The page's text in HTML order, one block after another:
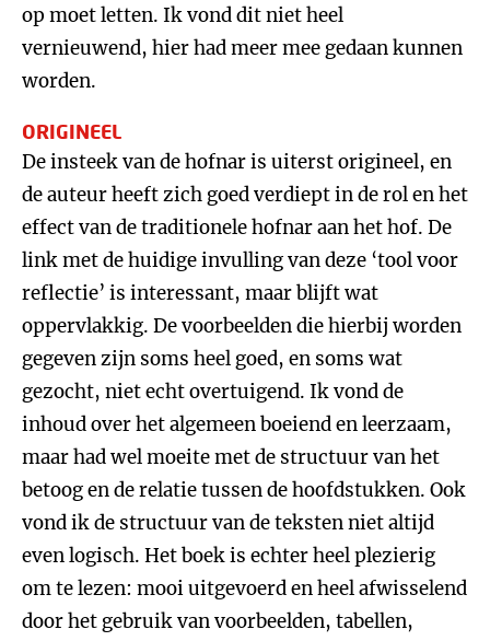
op moet letten. Ik vond dit niet heel
vernieuwend, hier had meer mee gedaan kunnen
worden.
ORIGINEEL
De insteek van de hofnar is uiterst origineel, en
de auteur heeft zich goed verdiept in de rol en het
effect van de traditionele hofnar aan het hof. De
link met de huidige invulling van deze ‘tool voor
reflectie’ is interessant, maar blijft wat
oppervlakkig. De voorbeelden die hierbij worden
gegeven zijn soms heel goed, en soms wat
gezocht, niet echt overtuigend. Ik vond de
inhoud over het algemeen boeiend en leerzaam,
maar had wel moeite met de structuur van het
betoog en de relatie tussen de hoofdstukken. Ook
vond ik de structuur van de teksten niet altijd
even logisch. Het boek is echter heel plezierig
om te lezen: mooi uitgevoerd en heel afwisselend
door het gebruik van voorbeelden, tabellen,